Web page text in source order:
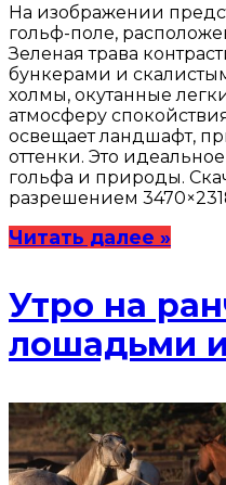
На изображении
гольф-поле,
Зеленая трава
бункерами и
холмы, окутанные
атмосферу
освещает ландшафт,
оттенки. Это
гольфа и природы.
разрешением
Читать далее »
Утро на
лошадьми